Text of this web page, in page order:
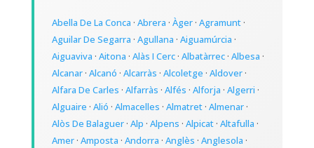
Abella De La Conca · Abrera · Àger· Agramunt·
Aguilar De Segarra · Agullana · Aiguamúrcia ·
Aiguaviva · Aitona · Alàs I Cerc· Albatàrrec· Albesa ·
Alcanar· Alcanó · Alcarràs · Alcoletge · Aldover·
Alfara De Carles · Alfarràs · Alfés · Alforja · Algerri ·
Alguaire · Alió · Almacelles · Almatret· Almenar·
Alòs De Balaguer· Alp · Alpens · Alpicat· Altafulla ·
Amer· Amposta · Andorra · Anglès · Anglesola ·